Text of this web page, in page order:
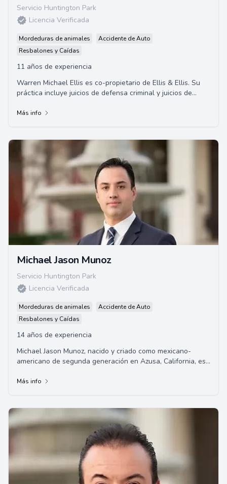
Servicio Huntington Park
Licencia Verificada
Mordeduras de animales
Accidente de Auto
Resbalones y Caídas
11 años de experiencia
Warren Michael Ellis es co-propietario de Ellis & Ellis. Su
práctica incluye juicios de defensa criminal y juicios de
Más info
Michael Jason Munoz
Servicio Huntington Park
Licencia Verificada
Mordeduras de animales
Accidente de Auto
Resbalones y Caídas
14 años de experiencia
Michael Jason Munoz, nacido y criado como mexicano-
americano de segunda generación en Azusa, California, es
Más info